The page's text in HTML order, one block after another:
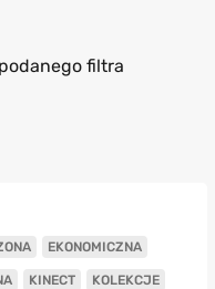
filtra
EKONOMICZNA
KINECT KOLEKCJE